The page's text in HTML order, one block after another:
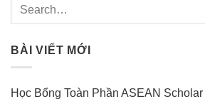
BÀI VIẾT MỚI
Học Bổng Toàn Phần ASEAN